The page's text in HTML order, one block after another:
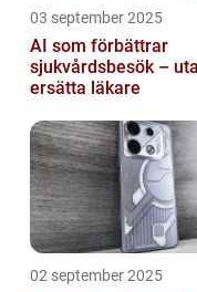
03 september 2025
AI som förbättrar
sjukvårdsbesök –
ersätta läkare
02 september 2025